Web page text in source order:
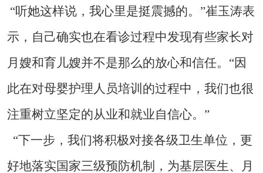
“听她这样说，我心里是挺震撼的。”崔玉涛表
示，自己确实也在看诊过程中发现有些家长对
月嫂和育儿嫂并不是那么的放心和信任。“因
此在对母婴护理人员培训的过程中，我们也很
注重树立坚定的从业和就业自信心。”
“下一步，我们将积极对接各级卫生单位，更
好地落实国家三级预防机制，为基层医生、月